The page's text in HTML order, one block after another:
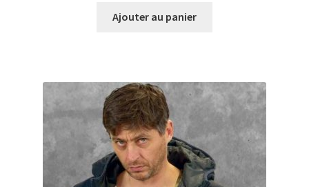
initial actuel
Ajouter au panier